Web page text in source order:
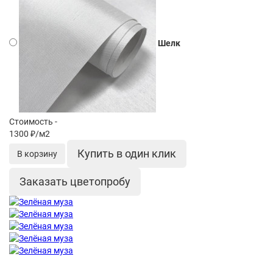
Шелк
Стоимость -
1300 ₽/м2
В корзину Купить в один клик
Заказать цветопробу